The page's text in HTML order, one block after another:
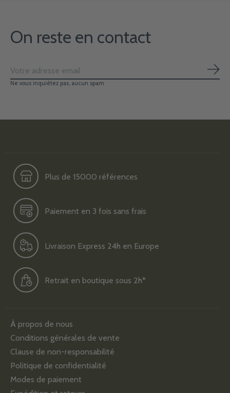
On reste en contact
Ne vous inquiétez pas, aucun spam
Plus de 15000 références
Paiement en 3 fois sans frais
Livraison Express 24h en Europe
Retrait en boutique sous 2h*
À propos de nous
Conditions générales de vente
Clause de non-responsabilité
Politique de confidentialité
Modes de paiement